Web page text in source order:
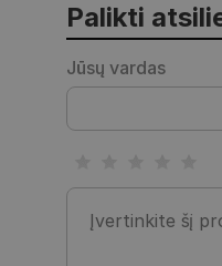
Palikti
Jūsų vardas